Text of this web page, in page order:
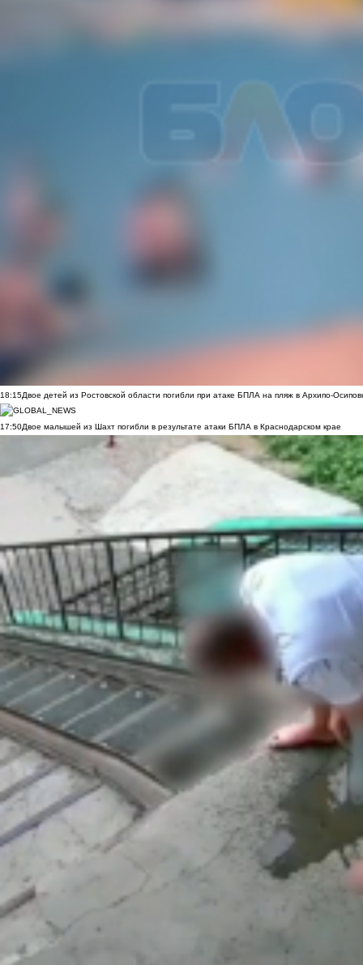
18:15Двое детей из Ростовской области погибли при атаке БПЛА на пляж в Архипо-
17:50Двое малышей из Шахт погибли в результате атаки БПЛА в Краснодарском крае